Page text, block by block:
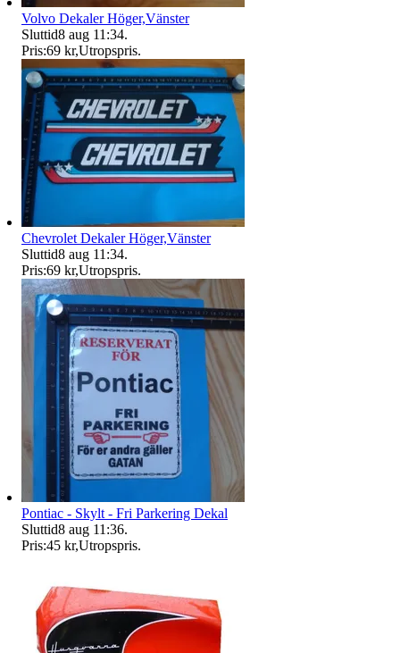
Volvo Dekaler Höger,Vänster
Sluttid8 aug 11:34.
Pris:69 kr,Utropspris.
Chevrolet Dekaler Höger,Vänster
Sluttid8 aug 11:34.
Pris:69 kr,Utropspris.
Pontiac - Skylt - Fri Parkering Dekal
Sluttid8 aug 11:36.
Pris:45 kr,Utropspris.